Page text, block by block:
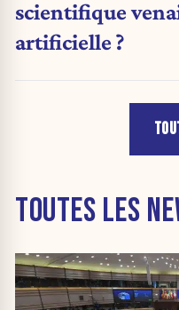
scientifique
artificielle ?
TOUTES LES